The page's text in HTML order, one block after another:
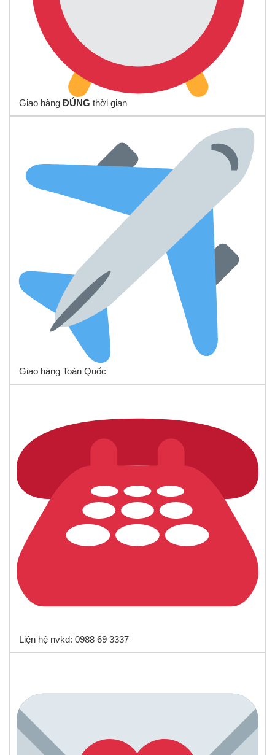
Giao hàng ĐÚNG thời gian
Giao hàng Toàn Quốc
Liện hệ nvkd: 0988 69 3337